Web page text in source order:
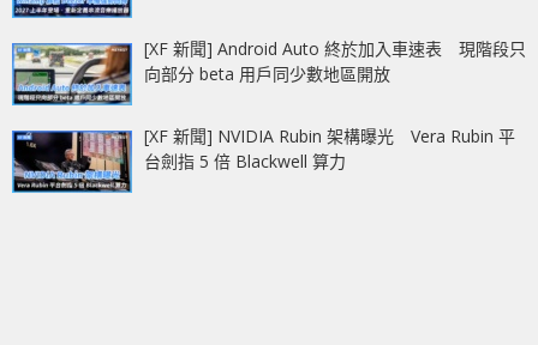
[XF 新聞] Android Auto 終於加入車速表 現階段只
向部分 beta 用戶同少數地區開放
[XF 新聞] NVIDIA Rubin 架構曝光 Vera Rubin 平
台劍指 5 倍 Blackwell 算力